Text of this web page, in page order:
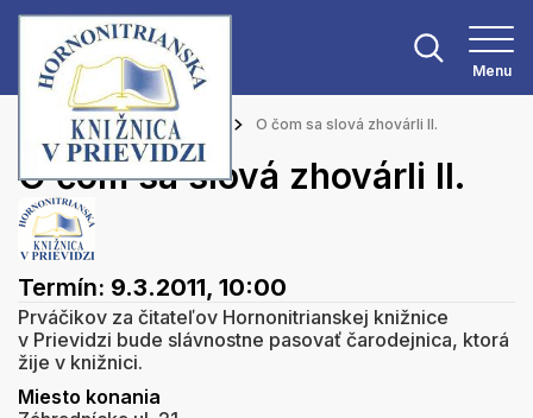
Menu
Hlavná stránka Podujatia O čom sa slová zhovárli II.
O čom sa slová zhovárli II.
Termín: 9.3.2011, 10:00
Prváčikov za čitateľov Hornonitrianskej knižnice
v Prievidzi bude slávnostne pasovať čarodejnica, ktorá
žije v knižnici.
Miesto konania